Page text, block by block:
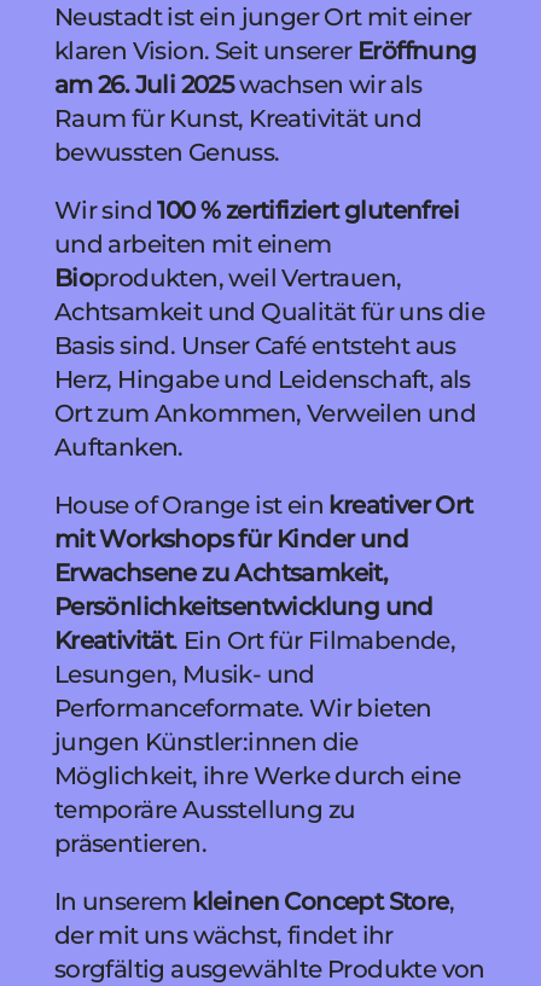
Neustadt ist ein junger Ort mit einer
klaren Vision. Seit unserer Eröffnung
am26. Juli 2025wachsen wir als
Raum für Kunst, Kreativität und
bewussten Genuss.
Wir sind100 % zertifiziert glutenfrei
und arbeiten mit einem
Bioprodukten, weil Vertrauen,
Achtsamkeit und Qualität für uns die
Basis sind. Unser Café entsteht aus
Herz, Hingabe und Leidenschaft, als
Ort zum Ankommen, Verweilen und
Auftanken.
House of Orangeist ein kreativer Ort
mitWorkshops für Kinder und
Erwachsenezu Achtsamkeit,
Persönlichkeitsentwicklung und
Kreativität. Ein Ort für Filmabende,
Lesungen, Musik- und
Performanceformate. Wir bieten
jungen Künstler:innen die
Möglichkeit, ihre Werke durch eine
temporäre Ausstellung zu
präsentieren.
In unserem kleinen Concept Store,
der mit uns wächst, findet ihr
sorgfältig ausgewählte Produkte von